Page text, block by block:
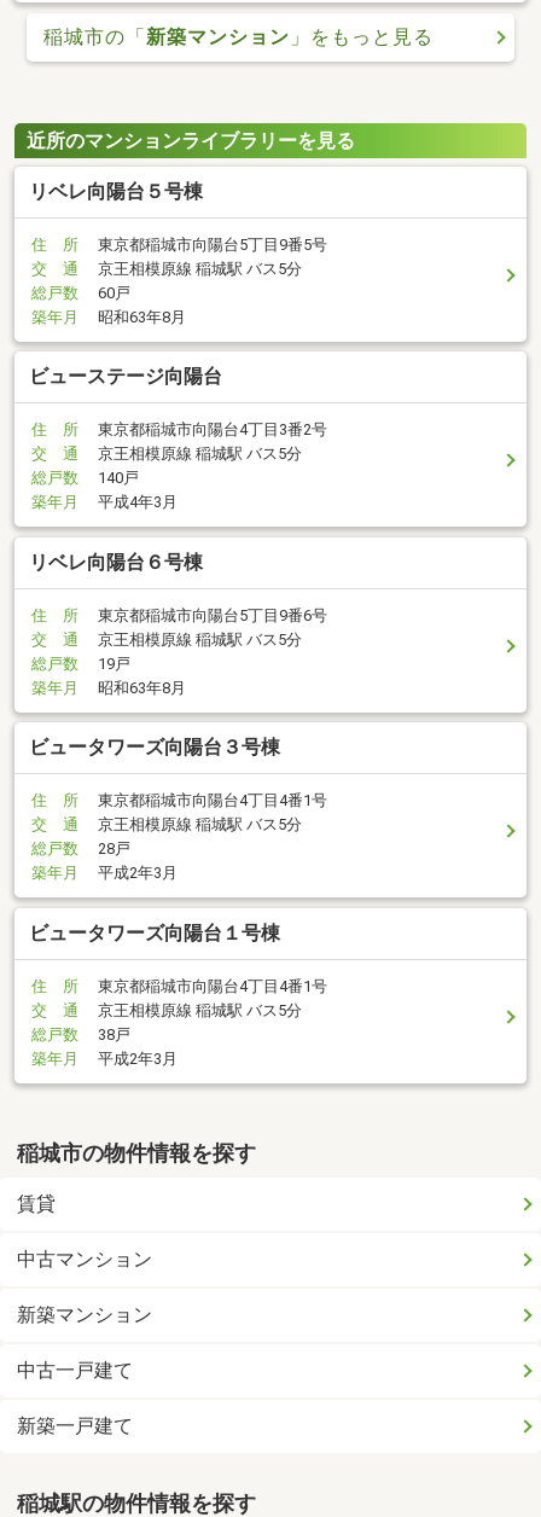
稲城市の「新築マンション 」をもっと見る
近所のマンションライブラリーを見る
リベレ向陽台５号棟
住 所
東京都稲城市向陽台5丁目9番5号
交 通
京王相模原線 稲城駅 バス5分
総戸数
60戸
築年月
昭和63年8月
ビューステージ向陽台
住 所
東京都稲城市向陽台4丁目3番2号
交 通
京王相模原線 稲城駅 バス5分
総戸数
140戸
築年月
平成4年3月
リベレ向陽台６号棟
住 所
東京都稲城市向陽台5丁目9番6号
交 通
京王相模原線 稲城駅 バス5分
総戸数
19戸
築年月
昭和63年8月
ビュータワーズ向陽台３号棟
住 所
東京都稲城市向陽台4丁目4番1号
交 通
京王相模原線 稲城駅 バス5分
総戸数
28戸
築年月
平成2年3月
ビュータワーズ向陽台１号棟
住 所
東京都稲城市向陽台4丁目4番1号
交 通
京王相模原線 稲城駅 バス5分
総戸数
38戸
築年月
平成2年3月
稲城市の物件情報を探す
賃貸
中古マンション
新築マンション
中古一戸建て
新築一戸建て
稲城駅の物件情報を探す